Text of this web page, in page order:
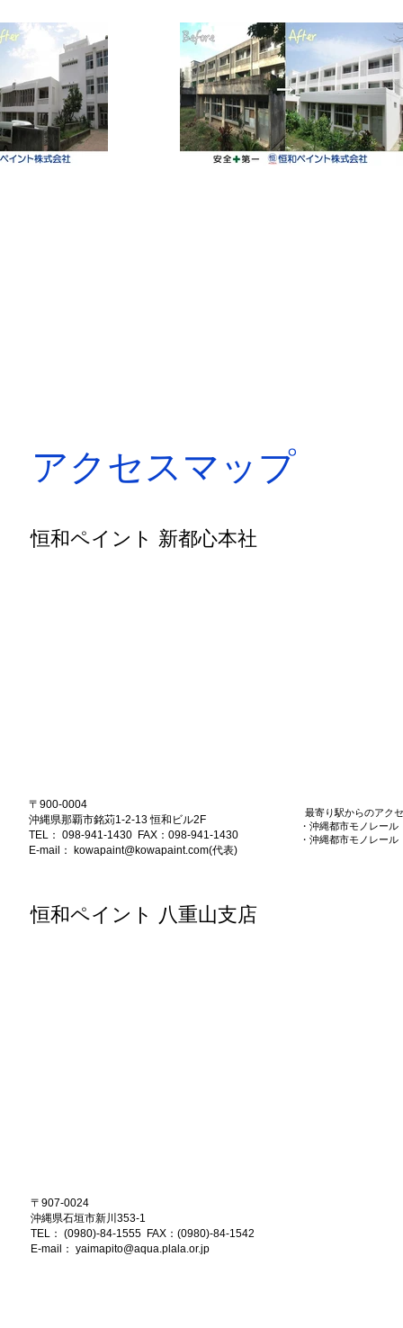
アクセスマップ
恒和ペイント 新都心本社
〒900-0004
沖縄県那覇市銘苅1-2-13 恒和ビル2F
TEL： 098-941-1430 FAX：098-941-1430
E-mail： kowapaint@kowapaint.com(代表)
最寄り駅からのアク
・沖縄都市モノレー
・沖縄都市モノレー
恒和ペイント 八重山支店
〒907-0024
沖縄県石垣市新川353-1
TEL： (0980)-84-1555 FAX：(0980)-84-1542
E-mail： yaimapito@aqua.plala.or.jp